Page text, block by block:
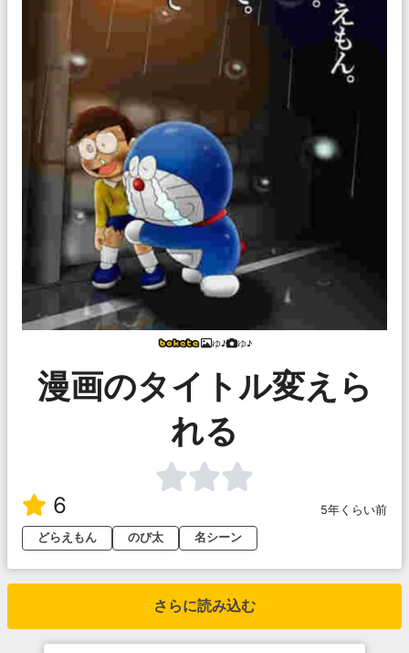
ゆ♪ ゆ♪
漫画のタイトル変えら
れる
6
5年くらい前
どらえもん
のび太 名シーン
さらに読み込む